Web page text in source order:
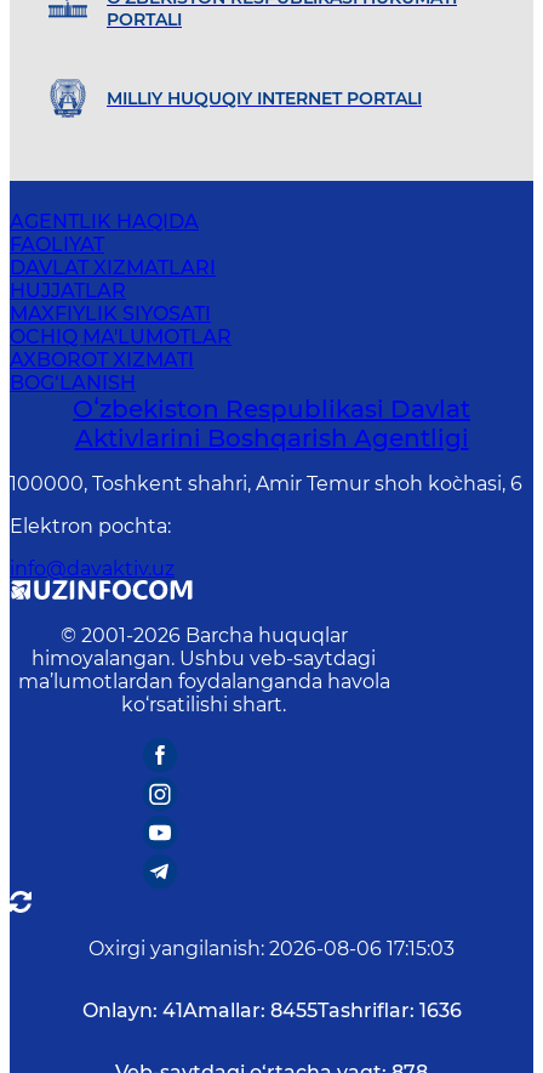
PORTALI
MILLIY HUQUQIY INTERNET PORTALI
AGENTLIK HAQIDA
FAOLIYAT
DAVLAT XIZMATLARI
HUJJATLAR
MAXFIYLIK SIYOSATI
OCHIQ MA'LUMOTLAR
AXBOROT XIZMATI
BOG‘LANISH
Oʻzbekiston Respublikasi Davlat
Aktivlarini Boshqarish Agentligi
100000, Toshkent shahri, Amir Temur shoh ko`chasi, 6
Elektron pochta:
info@davaktiv.uz
© 2001-2026 Barcha huquqlar
himoyalangan. Ushbu veb-saytdagi
ma’lumotlardan foydalanganda havola
ko‘rsatilishi shart.
Oxirgi yangilanish: 2026-08-06 17:15:03
Onlayn: 41Amallar: 8455Tashriflar: 1636